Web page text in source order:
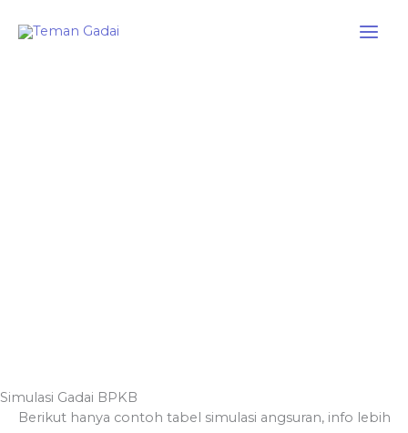
Simulasi Gadai BPKB
Berikut hanya contoh tabel simulasi angsuran, info lebih